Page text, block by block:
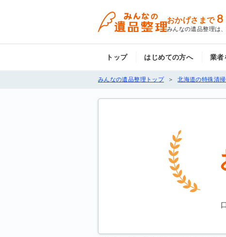
おかげさまで 8
みんなの遺品整理は
トップ はじめての方へ 業者
みんなの遺品整理トップ 北海道の特殊清